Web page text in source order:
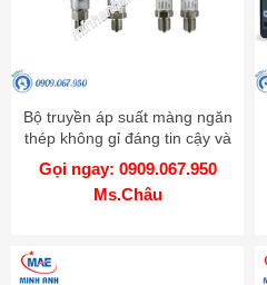
Bộ truyền áp suất màng ngăn
thép không gỉ đáng tin cậy và
chính xác cao - Model TPS20
Gọi ngay: 0909.067.950
Ms.Châu